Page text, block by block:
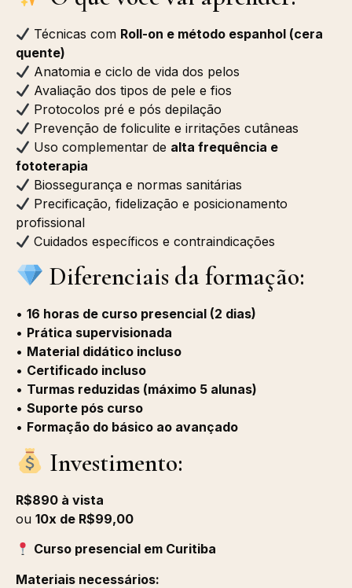
Técnicas com Roll-on e método espanhol (cera
quente)
Anatomia e ciclo de vida dos pelos
Avaliação dos tipos de pele e fios
Protocolos pré e pós depilação
Prevenção de foliculite e irritações cutâneas
Uso complementar de alta frequência e
fototerapia
Biossegurança e normas sanitárias
Precificação, fidelização e posicionamento
profissional
Cuidados específicos e contraindicações
Diferenciais da formação:
• 16 horas de curso presencial (2 dias)
• Prática supervisionada
• Material didático incluso
• Certificado incluso
• Turmas reduzidas (máximo 5 alunas)
• Suporte pós curso
• Formação do básico ao avançado
Investimento:
R$890 à vista
ou 10x de R$99,00
Curso presencial em Curitiba
Materiais necessários: